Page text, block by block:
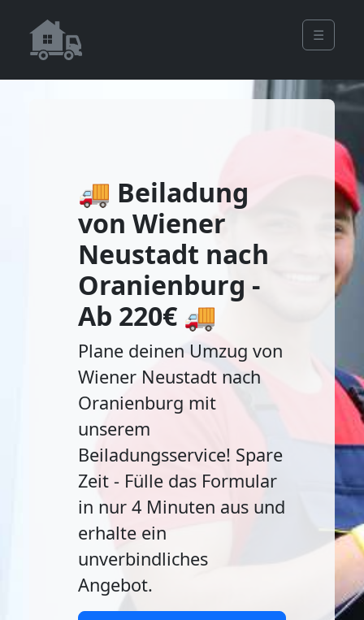
☰
🚚 Beiladung
von Wiener
Neustadt nach
Oranienburg -
Ab 220€ 🚚
Plane deinen Umzug von
Wiener Neustadt nach
Oranienburg mit
unserem
Beiladungsservice! Spare
Zeit - Fülle das Formular
in nur 4 Minuten aus und
erhalte ein
unverbindliches
Angebot.